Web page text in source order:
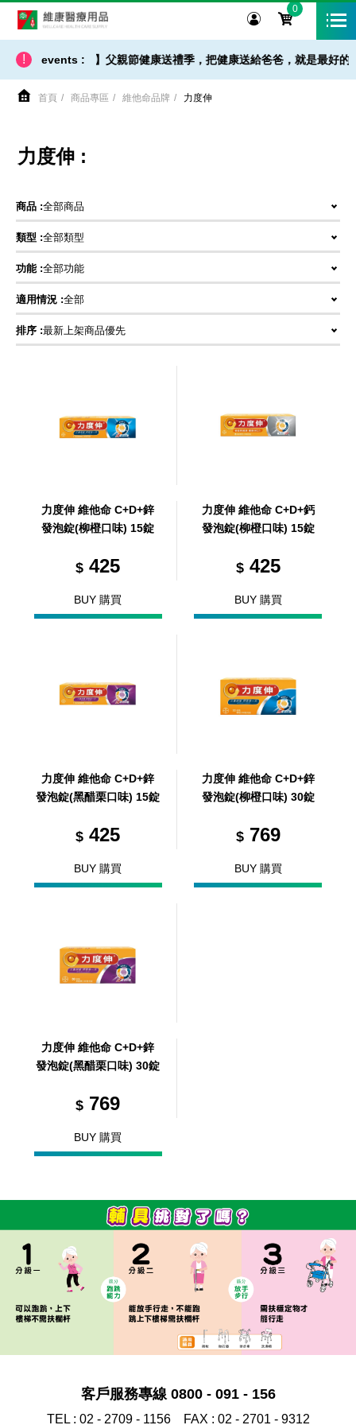
0
! events :
/ 免運 - 小提醒】父親節健康送禮季，把健康送給爸爸，就是最好的
首頁 商品專區 維他命品牌 力度伸
力度伸 :
商品 :全部商品
類型 :全部類型
功能 :全部功能
適用情況 :全部
排序 :最新上架商品優先
力度伸 維他命 C+D+鋅
發泡錠(柳橙口味) 15錠
$425
BUY 購買
力度伸 維他命 C+D+鈣
發泡錠(柳橙口味) 15錠
$425
BUY 購買
力度伸 維他命 C+D+鋅
發泡錠(黑醋栗口味) 15錠
$425
BUY 購買
力度伸 維他命 C+D+鋅
發泡錠(柳橙口味) 30錠
$769
BUY 購買
力度伸 維他命 C+D+鋅
發泡錠(黑醋栗口味) 30錠
$769
BUY 購買
客戶服務專線 0800 - 091 - 156
TEL : 02 - 2709 - 1156 FAX : 02 - 2701 - 9312